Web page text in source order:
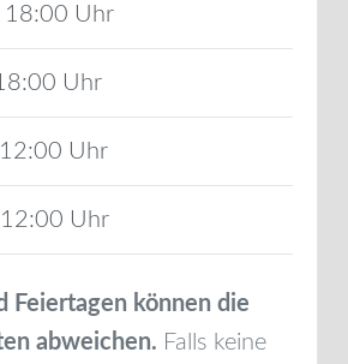
Feiertagen können die
abweichen. Falls keine